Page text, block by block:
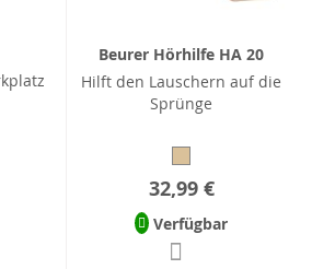
Beurer Hörhilfe HA 20
Hilft den Lauschern auf die
Sprünge
32,99 €
Verfügbar